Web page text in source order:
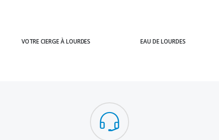
VOTRE CIERGE À LOURDES EAU DE LOURDES